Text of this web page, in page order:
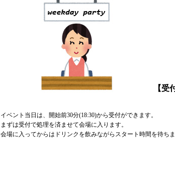
【受
イベント当日は、開始前30分(18:30)から受付ができます。
まずは受付で処理を済ませて会場に入ります。
会場に入ってからはドリンクを飲みながらスタート時間を待ちま